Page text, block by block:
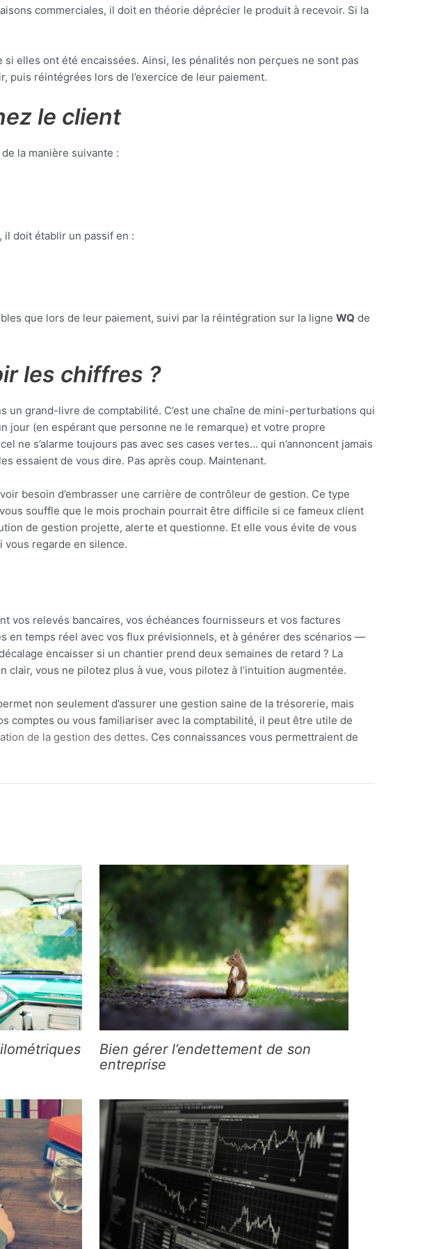
commerciales, il doit en théorie déprécier le produit à recevoir. Si la
elles ont été encaissées. Ainsi, les pénalités non perçues ne sont pas
puis réintégrées lors de l’exercice de leur paiement.
le client
la manière suivante :
il doit établir un passif en :
que lors de leur paiement, suivi par la réintégration sur la ligne WQ de
les chiffres ?
un grand-livre de comptabilité. C’est une chaîne de mini-perturbations qui
jour (en espérant que personne ne le remarque) et votre propre
ne s’alarme toujours pas avec ses cases vertes… qui n’annoncent jamais
essaient de vous dire. Pas après coup. Maintenant.
besoin d’embrasser une carrière de contrôleur de gestion. Ce type
souffle que le mois prochain pourrait être difficile si ce fameux client
de gestion projette, alerte et questionne. Et elle vous évite de vous
vous regarde en silence.
vos relevés bancaires, vos échéances fournisseurs et vos factures
en temps réel avec vos flux prévisionnels, et à générer des scénarios —
encaisser si un chantier prend deux semaines de retard ? La
vous ne pilotez plus à vue, vous pilotez à l’intuition augmentée.
non seulement d’assurer une gestion saine de la trésorerie, mais
comptes ou vous familiariser avec la comptabilité, il peut être utile de
de la gestion des dettes. Ces connaissances vous permettraient de
Bien gérer l’endettement de son
entreprise